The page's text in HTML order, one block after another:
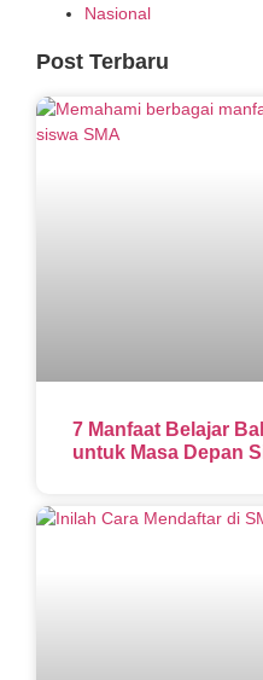
Nasional
Post Terbaru
7 Manfaat Belajar
untuk Masa Depan